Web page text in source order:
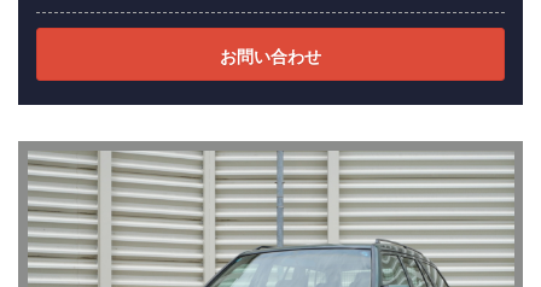
お問い合わせ